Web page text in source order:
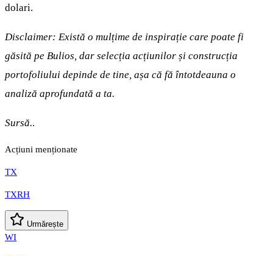
dolari.
Disclaimer: Există o mulțime de inspirație care poate fi
găsită pe Bulios, dar selecția acțiunilor și construcția
portofoliului depinde de tine, așa că fă întotdeauna o
analiză aprofundată a ta.
Sursă..
Acțiuni menționate
TX
TXRH
Urmărește
WI